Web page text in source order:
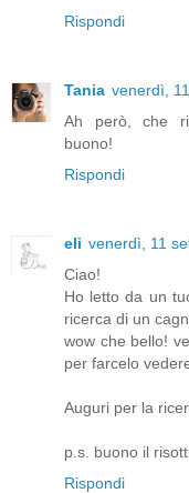
Rispondi
Tania venerdì,
Ah però, che
buono!
Rispondi
eli venerdì, 11
Ciao!
Ho letto da un
ricerca di un
wow che bello!
per farcelo
Auguri per la
p.s. buono il
Rispondi